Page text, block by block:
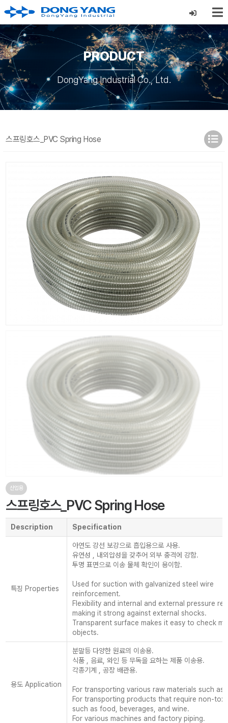
PRODUCT
DongYang Industrial Co., Ltd.
스프링호스_PVC Spring Hose
산업용
스프링호스_PVC Spring Hose
Description Specification
특징 Properties
아연도 강선 보강으로 흡입용으로 사용.
유연성 , 내외압성을 갖추어 외부 충격에 강함.
투명 표면으로 이송 물체 확인이 용이함.
Used for suction with galvanized steel wire
reinforcement.
Flexibility and internal and external pressure
making it strong against external shocks.
Transparent surface makes it easy to check
objects.
용도 Application
분말등 다양한 원료의 이송용.
식품 , 음료, 와인 등 무독을 요하는 제품 이송용.
각종기계 , 공장 배관용.
For transporting various raw materials such as
For transporting products that require non-
such as food, beverages, and wine.
For various machines and factory piping.